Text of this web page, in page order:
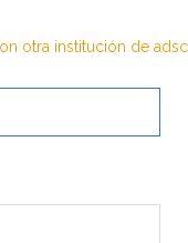
otra institución de